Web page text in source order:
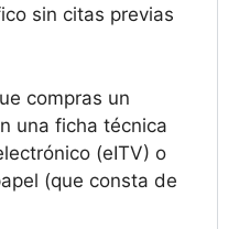
sin citas previas
compras un
una ficha técnica
(eITV) o
(que consta de